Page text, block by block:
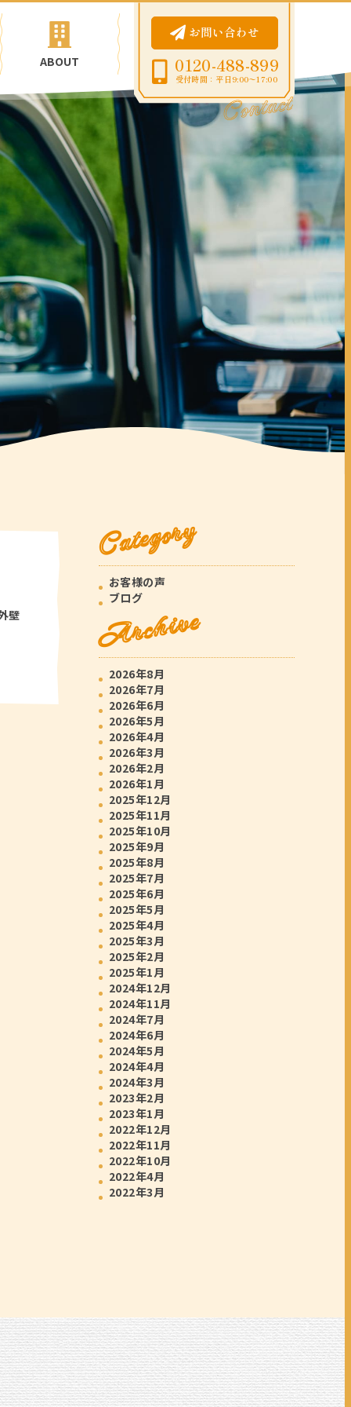
ABOUT
お問い合わせ
0120-488-899
受付時間：平日9:00〜17:00
壁
Category
お客様の声
ブログ
Archive
2026年8月
2026年7月
2026年6月
2026年5月
2026年4月
2026年3月
2026年2月
2026年1月
2025年12月
2025年11月
2025年10月
2025年9月
2025年8月
2025年7月
2025年6月
2025年5月
2025年4月
2025年3月
2025年2月
2025年1月
2024年12月
2024年11月
2024年7月
2024年6月
2024年5月
2024年4月
2024年3月
2023年2月
2023年1月
2022年12月
2022年11月
2022年10月
2022年4月
2022年3月